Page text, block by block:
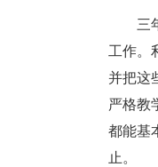
三
工作。
并把这
严格教
都能基
止。